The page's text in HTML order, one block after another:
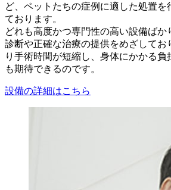
ど、ペットたちの症例に適した処置を
ております。
どれも高度かつ専門性の高い設備ばか
診断や正確な治療の提供をめざしてお
り手術時間が短縮し、身体にかかる
も期待できるのです。
設備の詳細はこちら